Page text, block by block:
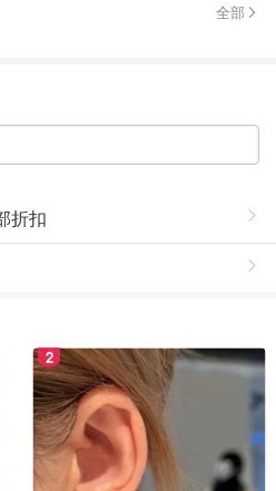
全部
折扣
2